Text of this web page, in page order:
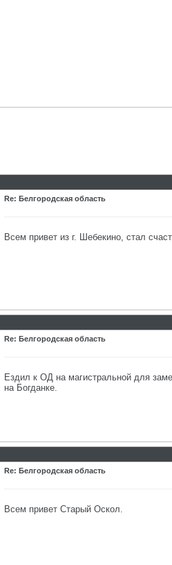
Re: Белгородская область
Всем привет из г. Шебекино, стал
Re: Белгородская область
Ездил к ОД на магистральной для
на Богданке.
Re: Белгородская область
Всем привет Старый Оскол.